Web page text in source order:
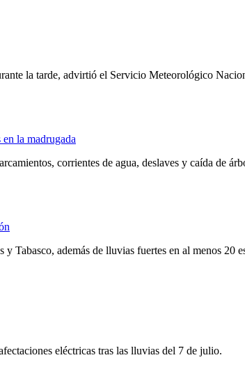
la tarde, advirtió el Servicio Meteorológico
la madrugada
corrientes de agua, deslaves y caída de
además de lluvias fuertes en al menos 20
eléctricas tras las lluvias del 7 de julio.